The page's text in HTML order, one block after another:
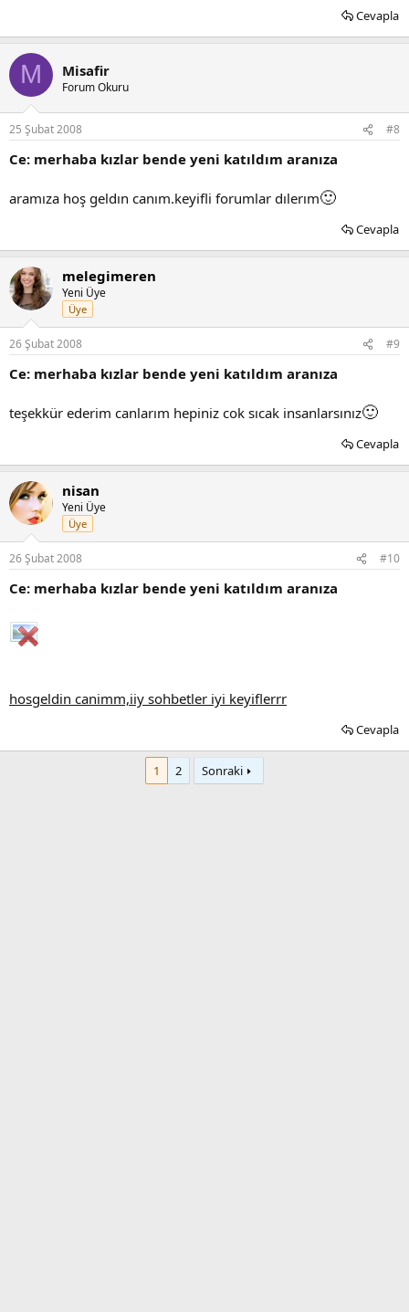
Cevapla
M Misafir
Forum Okuru
25 Şubat 2008 #8
Ce: merhaba kızlar bende yeni katıldım aranıza
aramıza hoş geldın canım.keyifli forumlar dılerım🙂
Cevapla
melegimeren
Yeni Üye
Üye
26 Şubat 2008 #9
Ce: merhaba kızlar bende yeni katıldım aranıza
teşekkür ederim canlarım hepiniz cok sıcak insanlarsınız🙂
Cevapla
nisan
Yeni Üye
Üye
26 Şubat 2008 #10
Ce: merhaba kızlar bende yeni katıldım aranıza
hosgeldin canimm,iiy sohbetler iyi keyiflerrr
Cevapla
1 2 Sonraki